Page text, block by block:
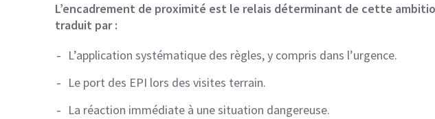
L’encadrement de proximité est le relais déterminant de cette
traduit par :
L’application systématique des règles, y compris dans l’urgence.
Le port des EPI lors des visites terrain.
La réaction immédiate à une situation dangereuse.